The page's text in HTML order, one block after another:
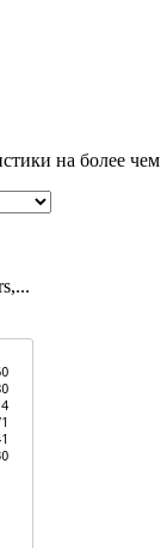
на более чем